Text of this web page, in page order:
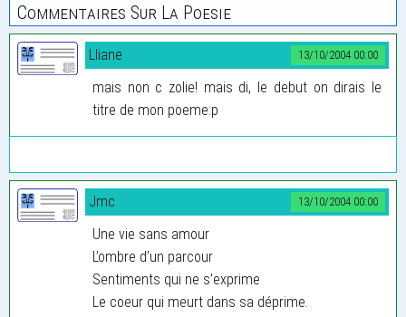
Commentaires Sur La Poesie
13/10/2004 00:00
Lliane
mais non c zolie! mais di, le debut on dirais le
titre de mon poeme:p
13/10/2004 00:00
Jmc
Une vie sans amour
L’ombre d’un parcour
Sentiments qui ne s’exprime
Le coeur qui meurt dans sa déprime.